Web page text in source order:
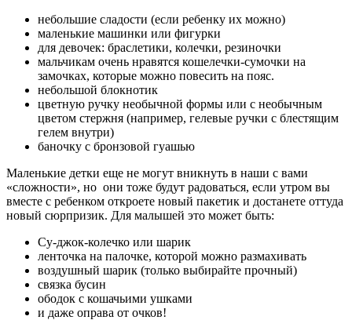
небольшие сладости (если ребенку их можно)
маленькие машинки или фигурки
для девочек: браслетики, колечки, резиночки
мальчикам очень нравятся кошелечки-сумочки на
замочках, которые можно повесить на пояс.
небольшой блокнотик
цветную ручку необычной формы или с необычным
цветом стержня (например, гелевые ручки с блестящим
гелем внутри)
баночку с бронзовой гуашью
Маленькие детки еще не могут вникнуть в наши с вами
«сложности», но они тоже будут радоваться, если утром вы
вместе с ребенком откроете новый пакетик и достанете оттуда
новый сюрпризик. Для малышей это может быть:
Су-джок-колечко или шарик
ленточка на палочке, которой можно размахивать
воздушный шарик (только выбирайте прочный)
связка бусин
ободок с кошачьими ушками
и даже оправа от очков!